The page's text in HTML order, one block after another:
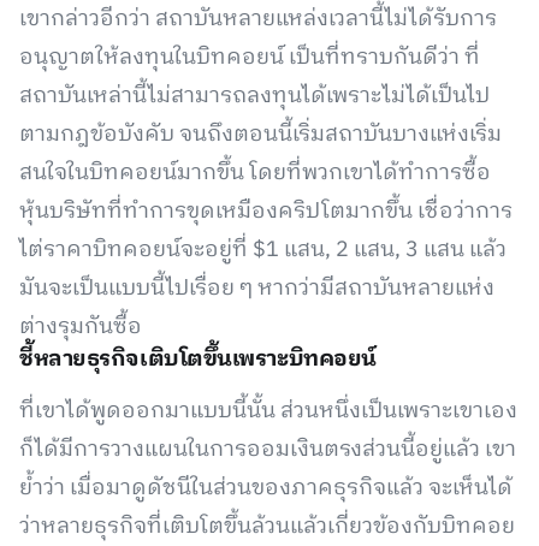
เขากล่าวอีกว่า สถาบันหลายแหล่งเวลานี้ไม่ได้รับการ
อนุญาตให้ลงทุนในบิทคอยน์ เป็นที่ทราบกันดีว่า ที่
สถาบันเหล่านี้ไม่สามารถลงทุนได้เพราะไม่ได้เป็นไป
ตามกฎข้อบังคับ จนถึงตอนนี้เริ่มสถาบันบางแห่งเริ่ม
สนใจในบิทคอยน์มากขึ้น โดยที่พวกเขาได้ทำการซื้อ
หุ้นบริษัทที่ทำการขุดเหมืองคริปโตมากขึ้น เชื่อว่าการ
ไต่ราคาบิทคอยน์จะอยู่ที่ $1 แสน, 2 แสน, 3 แสน แล้ว
มันจะเป็นแบบนี้ไปเรื่อย ๆ หากว่ามีสถาบันหลายแห่ง
ต่างรุมกันซื้อ
ชี้หลายธุรกิจเติบโตขึ้นเพราะบิทคอยน์
ที่เขาได้พูดออกมาแบบนี้นั้น ส่วนหนึ่งเป็นเพราะเขาเอง
ก็ได้มีการวางแผนในการออมเงินตรงส่วนนี้อยู่แล้ว เขา
ย้ำว่า เมื่อมาดูดัชนีในส่วนของภาคธุรกิจแล้ว จะเห็นได้
ว่าหลายธุรกิจที่เติบโตขึ้นล้วนแล้วเกี่ยวข้องกับบิทคอย